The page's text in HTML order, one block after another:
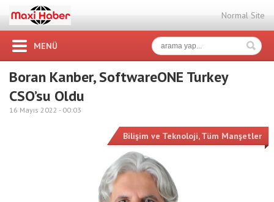
Normal Site
MENÜ
Boran Kanber, SoftwareONE Turkey
CSO’su Oldu
16 Mayıs 2022 - 00:03
Bilişim ve Teknoloji,Tüm Manşetler